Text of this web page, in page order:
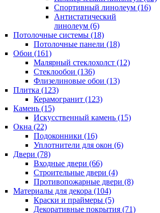
Спортивный линолеум (16)
Антистатический
линолеум (6)
Потолочные системы (18)
Потолочные панели (18)
Обои (161)
Малярный стеклохолст (12)
Стеклообои (136)
Флизелиновые обои (13)
Плитка (123)
Керамогранит (123)
Камень (15)
Искусственный камень (15)
Окна (22)
Подоконники (16)
Уплотнители для окон (6)
Двери (78)
Входные двери (66)
Строительные двери (4)
Противопожарные двери (8)
Материалы для декора (104)
Краски и праймеры (5)
Декоративные покрытия (71)